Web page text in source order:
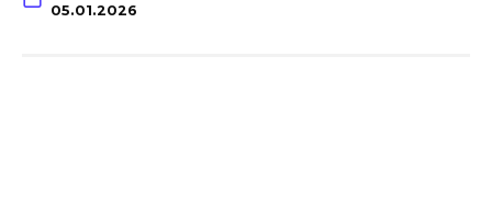
05.01.2026